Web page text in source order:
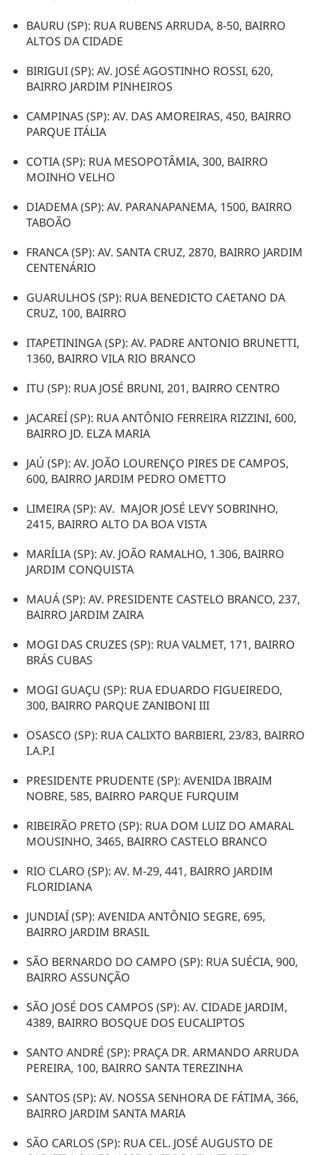
BAURU (SP): RUA RUBENS ARRUDA, 8-50, BAIRRO
ALTOS DA CIDADE
BIRIGUI (SP): AV. JOSÉ AGOSTINHO ROSSI, 620,
BAIRRO JARDIM PINHEIROS
CAMPINAS (SP): AV. DAS AMOREIRAS, 450, BAIRRO
PARQUE ITÁLIA
COTIA (SP): RUA MESOPOTÂMIA, 300, BAIRRO
MOINHO VELHO
DIADEMA (SP): AV. PARANAPANEMA, 1500, BAIRRO
TABOÃO
FRANCA (SP): AV. SANTA CRUZ, 2870, BAIRRO JARDIM
CENTENÁRIO
GUARULHOS (SP): RUA BENEDICTO CAETANO DA
CRUZ, 100, BAIRRO
ITAPETININGA (SP): AV. PADRE ANTONIO BRUNETTI,
1360, BAIRRO VILA RIO BRANCO
ITU (SP): RUA JOSÉ BRUNI, 201, BAIRRO CENTRO
JACAREÍ (SP): RUA ANTÔNIO FERREIRA RIZZINI, 600,
BAIRRO JD. ELZA MARIA
JAÚ (SP): AV. JOÃO LOURENÇO PIRES DE CAMPOS,
600, BAIRRO JARDIM PEDRO OMETTO
LIMEIRA (SP): AV. MAJOR JOSÉ LEVY SOBRINHO,
2415, BAIRRO ALTO DA BOA VISTA
MARÍLIA (SP): AV. JOÃO RAMALHO, 1.306, BAIRRO
JARDIM CONQUISTA
MAUÁ (SP): AV. PRESIDENTE CASTELO BRANCO, 237,
BAIRRO JARDIM ZAIRA
MOGI DAS CRUZES (SP): RUA VALMET, 171, BAIRRO
BRÁS CUBAS
MOGI GUAÇU (SP): RUA EDUARDO FIGUEIREDO,
300, BAIRRO PARQUE ZANIBONI III
OSASCO (SP): RUA CALIXTO BARBIERI, 23/83, BAIRRO
I.A.P.I
PRESIDENTE PRUDENTE (SP): AVENIDA IBRAIM
NOBRE, 585, BAIRRO PARQUE FURQUIM
RIBEIRÃO PRETO (SP): RUA DOM LUIZ DO AMARAL
MOUSINHO, 3465, BAIRRO CASTELO BRANCO
RIO CLARO (SP): AV. M-29, 441, BAIRRO JARDIM
FLORIDIANA
JUNDIAÍ (SP): AVENIDA ANTÔNIO SEGRE, 695,
BAIRRO JARDIM BRASIL
SÃO BERNARDO DO CAMPO (SP): RUA SUÉCIA, 900,
BAIRRO ASSUNÇÃO
SÃO JOSÉ DOS CAMPOS (SP): AV. CIDADE JARDIM,
4389, BAIRRO BOSQUE DOS EUCALIPTOS
SANTO ANDRÉ (SP): PRAÇA DR. ARMANDO ARRUDA
PEREIRA, 100, BAIRRO SANTA TEREZINHA
SANTOS (SP): AV. NOSSA SENHORA DE FÁTIMA, 366,
BAIRRO JARDIM SANTA MARIA
SÃO CARLOS (SP): RUA CEL. JOSÉ AUGUSTO DE